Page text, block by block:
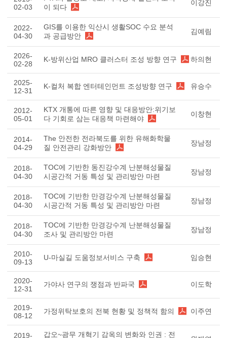
02-03
이 되다
이강진
2022-
04-30
GIS를 이용한 익산시 생활SOC 수요 분석
과 공급방안
김예림
2026-
02-28
K-방위산업 MRO 클러스터 조성 방향 연구 하의현
2025-
12-31
K-컬처 복합 엔터테인먼트 조성방향 연구 유승수
2012-
05-01
KTX 개통에 따른 영향 및 대응방안:위기보
다 기회로 삼는 대응책 마련해야
이창현
2014-
04-29
The 안전한 전라북도를 위한 유해화학물
질 안전관리 강화방안
장남정
2018-
04-30
TOC에 기반한 동진강수계 난분해성물질
시공간적 거동 특성 및 관리방안 마련
장남정
2018-
04-30
TOC에 기반한 만경강수계 난분해성물질
시공간적 거동 특성 및 관리방안 마련
장남정
2018-
04-30
TOC에 기반한 만경강수계 난분해성물질
조사 및 관리방안 마련
장남정
2010-
09-13
U-마실길 도움정보서비스 구축 임승현
2020-
12-31
가야사 연구의 쟁점과 반파국 이도학
2019-
08-12
가정위탁보호의 전북 현황 및 정책적 함의 이주연
2019-
갑오~광무 개혁기 감옥의 변화와 인권 : 전